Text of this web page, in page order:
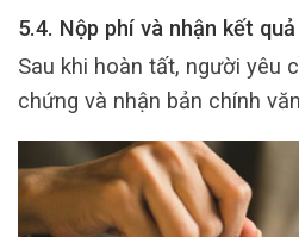
5.4. Nộp phí và nhận kết quả
Sau khi hoàn tất, người yêu
chứng và nhận bản chính